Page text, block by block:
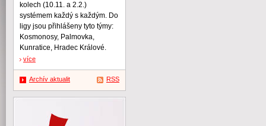
kolech (10.11. a 2.2.)
systémem každý s každým. Do
ligy jsou přihlášeny tyto týmy:
Kosmonosy, Palmovka,
Kunratice, Hradec Králové.
více
Archív aktualit RSS